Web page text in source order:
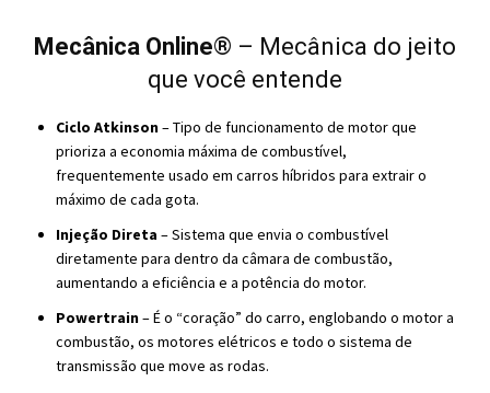
Mecânica Online® – Mecânica do jeito
que você entende
Ciclo Atkinson– Tipo de funcionamento de motor que
prioriza a economia máxima de combustível,
frequentemente usado em carros híbridos para extrair o
máximo de cada gota.
Injeção Direta – Sistema que envia o combustível
diretamente para dentro da câmara de combustão,
aumentando a eficiência e a potência do motor.
Powertrain– É o “coração” do carro, englobando o motor a
combustão, os motores elétricos e todo o sistema de
transmissão que move as rodas.